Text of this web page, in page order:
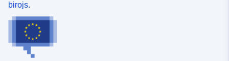
birojs.